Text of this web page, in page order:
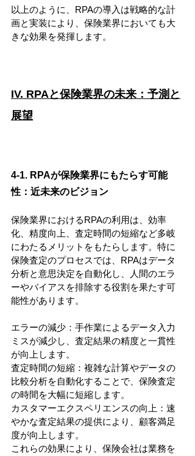
以上のように、RPAの導入は戦略的な計
画と実装により、保険業界においても大
きな効果を発揮します。
IV. RPAと保険業界の未来：予測と
展望
4-1. RPAが保険業界にもたらす可能
性：近未来のビジョン
保険業界におけるRPAの利用は、効率
化、精度向上、査定時間の短縮など多岐
にわたるメリットをもたらします。特に
保険査定のプロセスでは、RPAはデータ
分析と意思決定を自動化し、人間のエラ
ーやバイアスを排除する役割を果たす可
能性があります。
エラーの減少：手作業によるデータ入力
ミスが減少し、査定結果の精度と一貫性
が向上します。
査定時間の短縮：複雑な計算やデータの
比較分析を自動化することで、保険査定
の時間を大幅に短縮します。
カスタマーエクスペリエンスの向上：速
やかな査定結果の提供により、顧客満足
度が向上します。
これらの効果により、保険会社は業務を